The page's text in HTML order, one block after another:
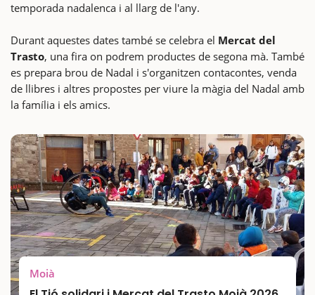
temporada nadalenca i al llarg de l'any.
Durant aquestes dates també se celebra el Mercat del
Trasto, una fira on podrem productes de segona mà. També
es prepara brou de Nadal i s'organitzen contacontes, venda
de llibres i altres propostes per viure la màgia del Nadal amb
la família i els amics.
Moià